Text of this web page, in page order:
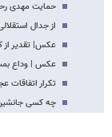
حمایت مهدی
از جدال
عکس| تقدیر از
عکس | وداع بمب
تکرار اتفاقات
چه کسی